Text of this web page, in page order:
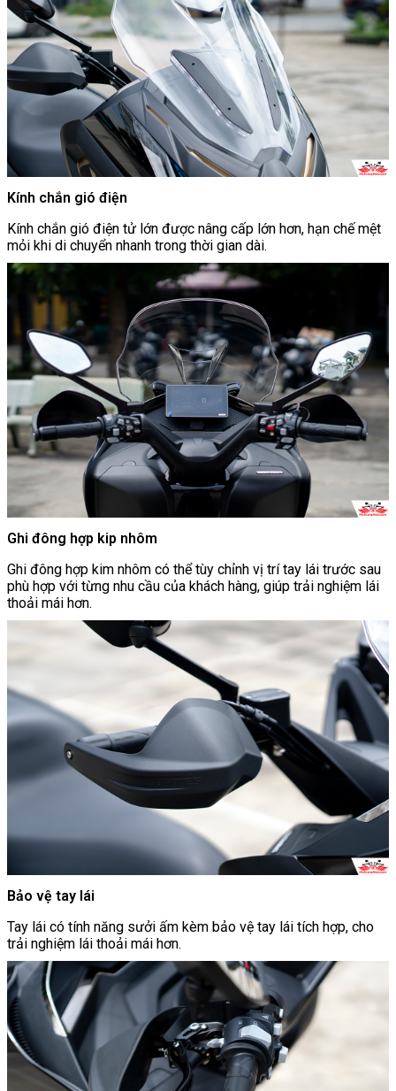
Kính chắn gió điện
Kính chắn gió điện tử lớn được nâng cấp lớn hơn, hạn chế mệt
mỏi khi di chuyển nhanh trong thời gian dài.
Ghi đông hợp kip nhôm
Ghi đông hợp kim nhôm có thể tùy chỉnh vị trí tay lái trước sau
phù hợp với từng nhu cầu của khách hàng, giúp trải nghiệm lái
thoải mái hơn.
Bảo vệ tay lái
Tay lái có tính năng sưởi ấm kèm bảo vệ tay lái tích hợp, cho
trải nghiệm lái thoải mái hơn.